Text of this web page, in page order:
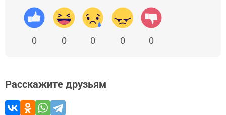
0 0 0 0 0
Расскажите друзьям